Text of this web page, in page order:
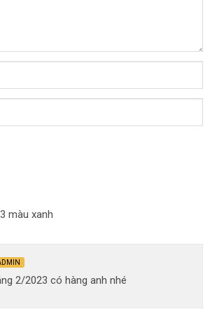
màu xanh
2/2023 có hàng anh nhé